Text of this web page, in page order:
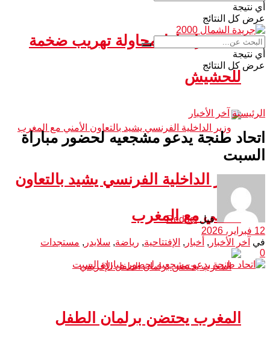
سبتة.. إحباط محاولة تهريب ضخمة
للحشيش
وزير الداخلية الفرنسي يشيد بالتعاون
الأمني مع المغرب
المغرب يحتضن برلمان الطفل
أي نتيجة
عرض كل النتائج
أي نتيجة
عرض كل النتائج
الرئيسية آخر الأخبار
اتحاد طنجة يدعو مشجعيه لحضور مباراة
السبت
قبل Redact
12 فبراير، 2026
في آخر الأخبار , أخبار , الإفتتاحية, رياضة, سلايدر , مستجدات
0